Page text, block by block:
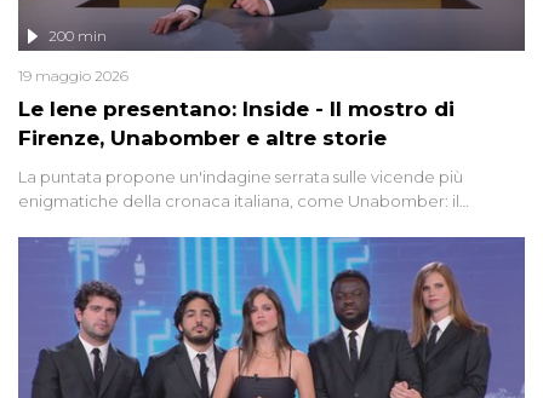
Le Iene presentano: Inside - Il mostro di
Firenze, Unabomber e altre storie
200 min
19 maggio 2026
La puntata propone un'indagine serrata sulle vicende più
enigmatiche della cronaca italiana, come Unabomber: il
'90 e il 2000 che, inquietantemente, potrebbe essere ancora in
libertà. Lo speciale affronta inoltre le zone d'ombra sul Mostro di
Firenze, le cui responsabilità appaiono ancora oggi avvolte in un
groviglio di dubbi mai chiariti. Nel corso dello speciale anche
l'intervista inedita a Olindo Romano, realizzata ne...